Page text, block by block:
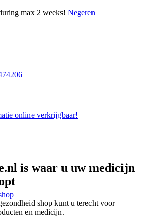
max 2 weeks! Negeren
is waar u uw medicijn
shop kunt u terecht voor
en medicijn.